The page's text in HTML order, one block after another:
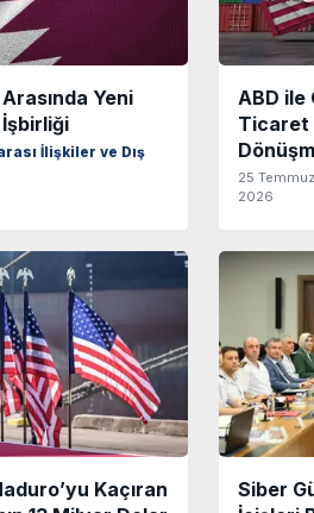
Yeni
İlişkiler ve Dış
ABD ile
Ticaret
25 Temmuz
2026
Kaçıran
Siber